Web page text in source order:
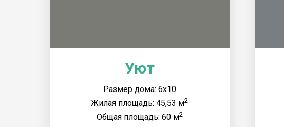
Уют
Размер дома: 6x10
Жилая площадь: 45,53 м2
Общая площадь: 60 м2